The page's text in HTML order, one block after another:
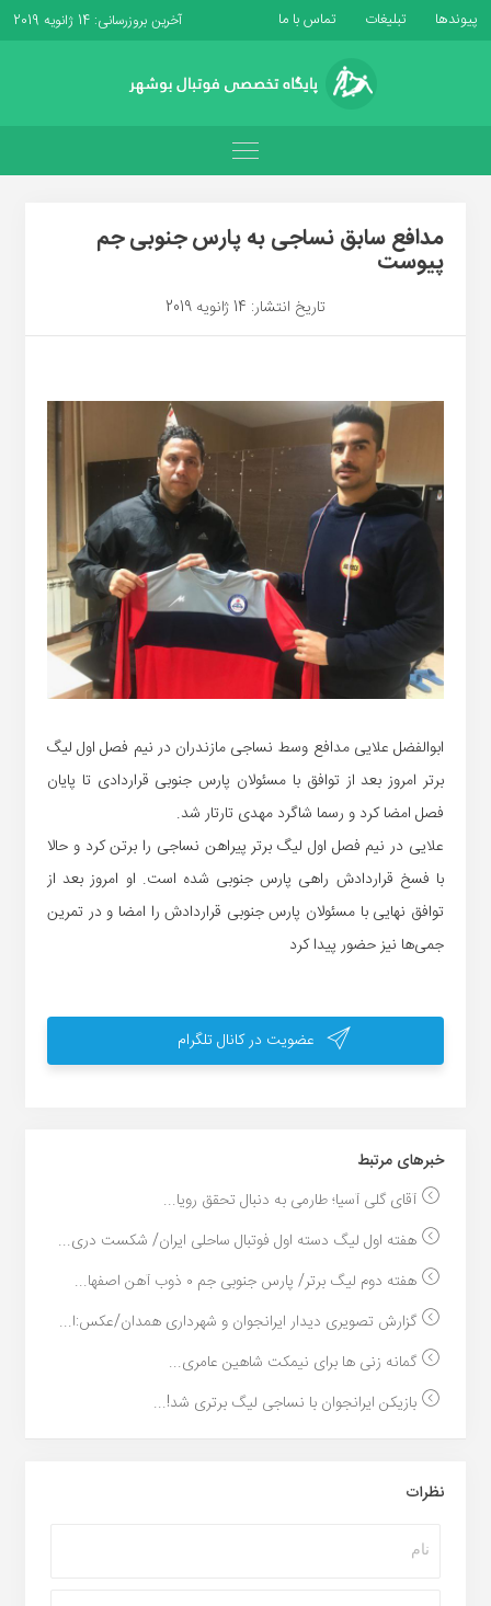
پیوندها تبلیغات تماس با ما آخرین بروزرسانی: 14 ژانویه 2019
مدافع سابق نساجی به پارس جنوبی جم
پیوست
تاریخ انتشار: 14 ژانویه 2019
ابوالفضل علایی مدافع وسط نساجی مازندران در نیم فصل اول لیگ
برتر امروز بعد از توافق با مسئولان پارس جنوبی قراردادی تا پایان
فصل امضا کرد و رسما شاگرد مهدی تارتار شد.
علایی در نیم فصل اول لیگ برتر پیراهن نساجی را برتن کرد و حالا
با فسخ قراردادش راهی پارس جنوبی شده است. او امروز بعد از
توافق نهایی با مسئولان پارس جنوبی قراردادش را امضا و در تمرین
جمی‌ها نیز حضور پیدا کرد
عضویت در کانال تلگرام
خبر‌های مرتبط
آقای گلی آسیا؛ طارمی به دنبال تحقق رویا...
هفته اول لیگ دسته اول فوتبال ساحلی ایران/ شکست دری...
هفته دوم لیگ برتر/ پارس جنوبی جم ۰ ذوب آهن اصفها...
گزارش تصویری دیدار ایرانجوان و شهرداری همدان/عکس:ا...
گمانه زنی ها برای نیمکت شاهین عامری...
بازیکن ایرانجوان با نساجی لیگ برتری شد!...
نظرات